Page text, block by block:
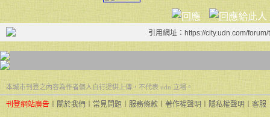
引用網址：https://city.udn.com/
本城市刊登之內容為作者個人自行提供上傳，不代表 udn 立場。
刊登網站廣告 關於我們 常見問題 服務條款 著作權聲明 隱私權聲明 客服